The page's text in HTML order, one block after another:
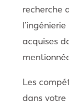
recherche
acquises
Les
dans votre